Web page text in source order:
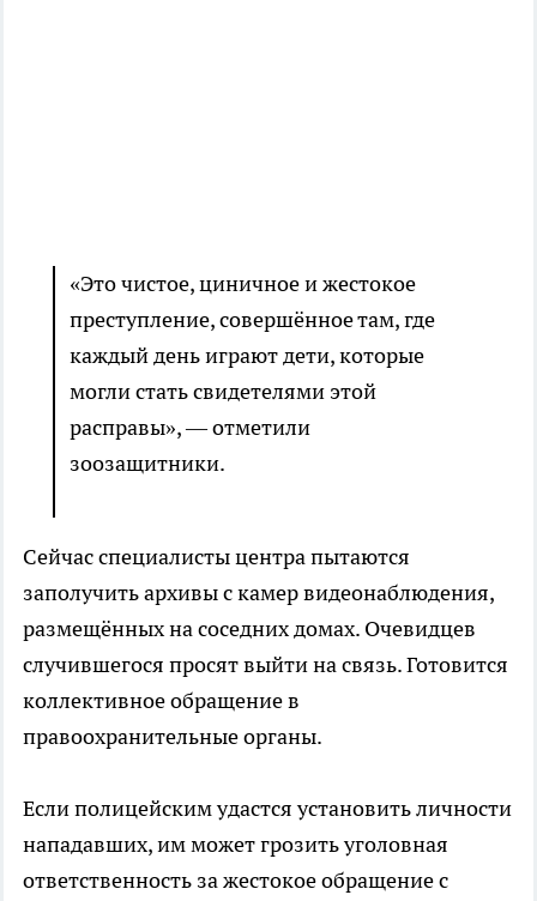
«Это чистое, циничное и жестокое
преступление, совершённое там, где
каждый день играют дети, которые
могли стать свидетелями этой
расправы», — отметили
зоозащитники.
Сейчас специалисты центра пытаются
заполучить архивы с камер видеонаблюдения,
размещённых на соседних домах. Очевидцев
случившегося просят выйти на связь. Готовится
коллективное обращение в
правоохранительные органы.
Если полицейским удастся установить личности
нападавших, им может грозить уголовная
ответственность за жестокое обращение с